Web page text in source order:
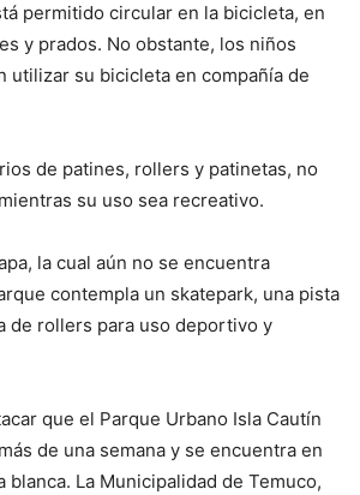
permitido circular en la bicicleta, en
y prados. No obstante, los niños
utilizar su bicicleta en compañía de
de patines, rollers y patinetas, no
su uso sea recreativo.
la cual aún no se encuentra
contempla un skatepark, una pista
de rollers para uso deportivo y
que el Parque Urbano Isla Cautín
de una semana y se encuentra en
blanca. La Municipalidad de Temuco,